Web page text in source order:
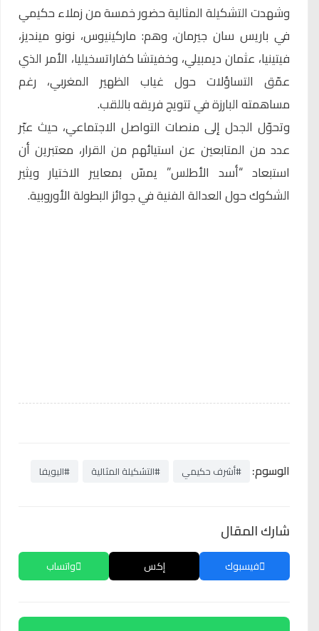
وشهدت التشكيلة المثالية حضور خمسة من زملاء حكيمي
في باريس سان جيرمان، وهم: ماركينيوس، نونو مينديز،
فيتينيا، عثمان ديمبيلي، وخفيتشا كفاراتسخيليا، الأمر الذي
عمّق التساؤلات حول غياب الظهير المغربي، رغم
مساهمته البارزة في تتويج فريقه باللقب.
وتحوّل الجدل إلى منصات التواصل الاجتماعي، حيث عبّر
عدد من المتابعين عن استيائهم من القرار، معتبرين أن
استبعاد “أسد الأطلس” يمسّ بمعايير الاختيار ويثير
الشكوك حول العدالة الفنية في جوائز البطولة الأوروبية.
الوسوم: #أشرف حكيمي #التشكيلة المثالية #اليويفا
شارك المقال
فيسبوك إكس واتساب